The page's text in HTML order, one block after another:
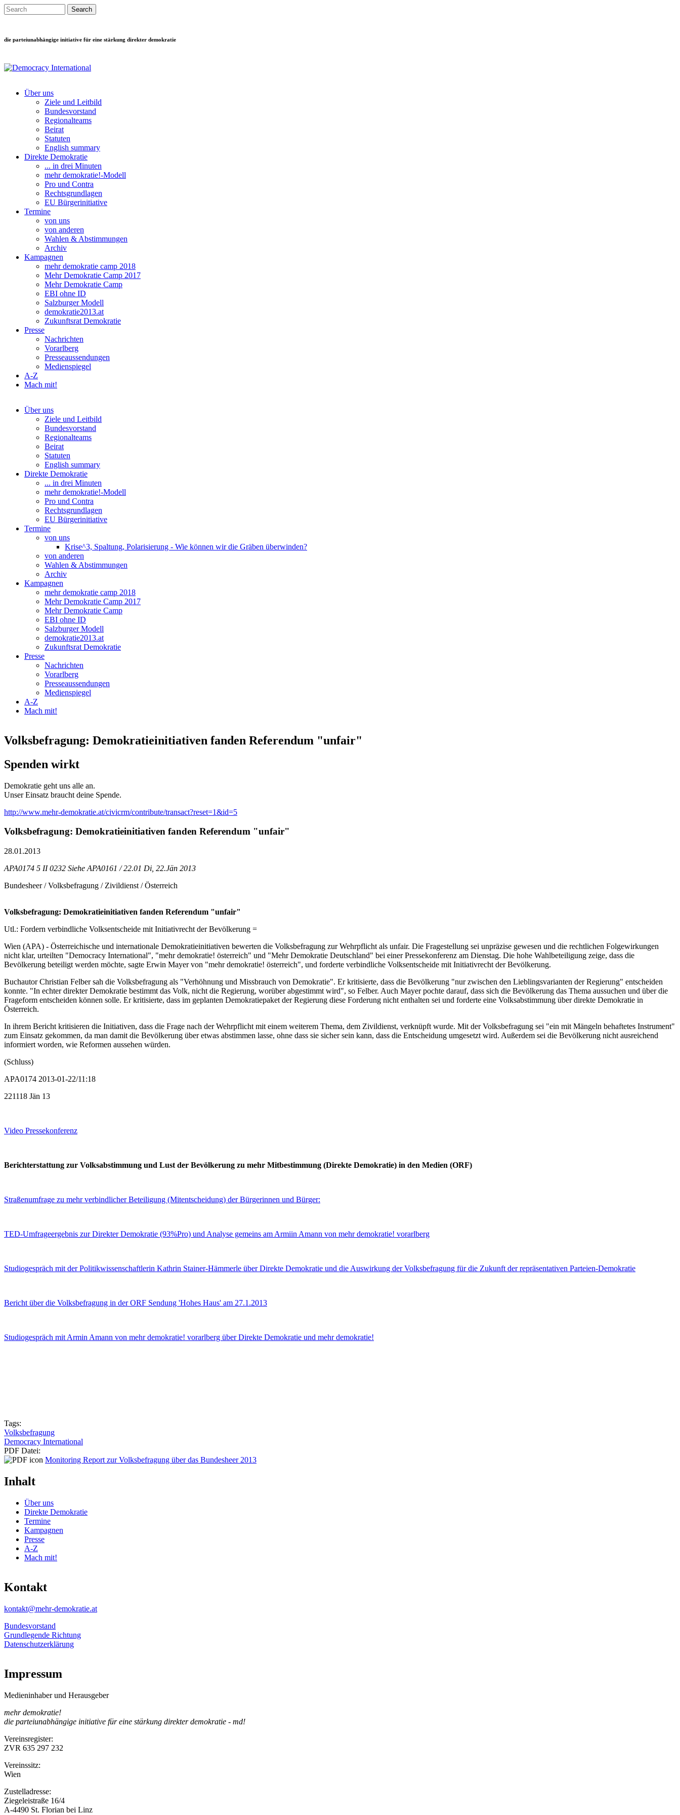
Direkt zum Inhalt
Search this site
die parteiunabhängige initiative für eine stärkung direkter demokratie
Main menu
Über uns
Ziele und Leitbild
Bundesvorstand
Regionalteams
Beirat
Statuten
English summary
Direkte Demokratie
... in drei Minuten
mehr demokratie!-Modell
Pro und Contra
Rechtsgrundlagen
EU Bürgerinitiative
Termine
von uns
von anderen
Wahlen & Abstimmungen
Archiv
Kampagnen
mehr demokratie camp 2018
Mehr Demokratie Camp 2017
Mehr Demokratie Camp
EBI ohne ID
Salzburger Modell
demokratie2013.at
Zukunftsrat Demokratie
Presse
Nachrichten
Vorarlberg
Presseaussendungen
Medienspiegel
A-Z
Mach mit!
Über uns
Ziele und Leitbild
Bundesvorstand
Regionalteams
Beirat
Statuten
English summary
Direkte Demokratie
... in drei Minuten
mehr demokratie!-Modell
Pro und Contra
Rechtsgrundlagen
EU Bürgerinitiative
Termine
von uns
Krise^3, Spaltung, Polarisierung - Wie können wir die Gräben überwinden?
von anderen
Wahlen & Abstimmungen
Archiv
Kampagnen
mehr demokratie camp 2018
Mehr Demokratie Camp 2017
Mehr Demokratie Camp
EBI ohne ID
Salzburger Modell
demokratie2013.at
Zukunftsrat Demokratie
Presse
Nachrichten
Vorarlberg
Presseaussendungen
Medienspiegel
A-Z
Mach mit!
Volksbefragung: Demokratieinitiativen fanden Referendum "unfair"
Spenden wirkt
Demokratie geht uns alle an.
Unser Einsatz braucht deine Spende.
http://www.mehr-demokratie.at/civicrm/contribute/transact?reset=1&id=5
Volksbefragung: Demokratieinitiativen fanden Referendum "unfair"
28.01.2013
APA0174 5 II 0232 Siehe APA0161 / 22.01 Di, 22.Jän 2013
Bundesheer / Volksbefragung / Zivildienst / Österreich
Volksbefragung: Demokratieinitiativen fanden Referendum "unfair"
Utl.: Fordern verbindliche Volksentscheide mit Initiativrecht der Bevölkerung =
Wien (APA) - Österreichische und internationale Demokratieinitiativen bewerten die Volksbefragung zur Wehrpflicht als unfair. Die Fragestellung sei unpräzise gewesen und die rechtlichen Folgewirkungen
nicht klar, urteilten "Democracy International", "mehr demokratie! österreich" und "Mehr Demokratie Deutschland" bei einer Pressekonferenz am Dienstag. Die hohe Wahlbeteiligung zeige, dass die
Bevölkerung beteiligt werden möchte, sagte Erwin Mayer von "mehr demokratie! österreich", und forderte verbindliche Volksentscheide mit Initiativrecht der Bevölkerung.
Buchautor Christian Felber sah die Volksbefragung als "Verhöhnung und Missbrauch von Demokratie". Er kritisierte, dass die Bevölkerung "nur zwischen den Lieblingsvarianten der Regierung" entscheiden
konnte. "In echter direkter Demokratie bestimmt das Volk, nicht die Regierung, worüber abgestimmt wird", so Felber. Auch Mayer pochte darauf, dass sich die Bevölkerung das Thema aussuchen und über die
Frageform entscheiden können solle. Er kritisierte, dass im geplanten Demokratiepaket der Regierung diese Forderung nicht enthalten sei und forderte eine Volksabstimmung über direkte Demokratie in
Österreich.
In ihrem Bericht kritisieren die Initiativen, dass die Frage nach der Wehrpflicht mit einem weiterem Thema, dem Zivildienst, verknüpft wurde. Mit der Volksbefragung sei "ein mit Mängeln behaftetes Instrument"
zum Einsatz gekommen, da man damit die Bevölkerung über etwas abstimmen lasse, ohne dass sie sicher sein kann, dass die Entscheidung umgesetzt wird. Außerdem sei die Bevölkerung nicht ausreichend
informiert worden, wie Reformen aussehen würden.
(Schluss)
APA0174 2013-01-22/11:18
221118 Jän 13
Video Pressekonferenz
Berichterstattung zur Volksabstimmung und Lust der Bevölkerung zu mehr Mitbestimmung (Direkte Demokratie) in den Medien (ORF)
Straßenumfrage zu mehr verbindlicher Beteiligung (Mitentscheidung) der Bürgerinnen und Bürger:
TED-Umfrageergebnis zur Direkter Demokratie (93%Pro) und Analyse gemeins am Armiin Amann von mehr demokratie! vorarlberg
Studiogespräch mit der Politikwissenschaftlerin Kathrin Stainer-Hämmerle über Direkte Demokratie und die Auswirkung der Volksbefragung für die Zukunft der repräsentativen Parteien-Demokratie
Bericht über die Volksbefragung in der ORF Sendung 'Hohes Haus' am 27.1.2013
Studiogespräch mit Armin Amann von mehr demokratie! vorarlberg über Direkte Demokratie und mehr demokratie!
Tags:
Volksbefragung
Democracy International
PDF Datei:
Monitoring Report zur Volksbefragung über das Bundesheer 2013
Inhalt
Über uns
Direkte Demokratie
Termine
Kampagnen
Presse
A-Z
Mach mit!
Kontakt
kontakt@mehr-demokratie.at
Bundesvorstand
Grundlegende Richtung
Datenschutzerklärung
Impressum
Medieninhaber und Herausgeber
mehr demokratie!
die parteiunabhängige initiative für eine stärkung direkter demokratie - md!
Vereinsregister:
ZVR 635 297 232
Vereinssitz:
Wien
Zustelladresse:
Ziegeleistraße 16/4
A-4490 St. Florian bei Linz